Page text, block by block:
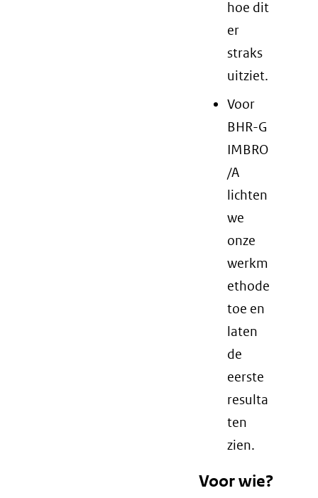
hoe dit
er
straks
uitziet.
Voor
BHR-G
IMBRO
/A
lichten
we
onze
werkm
ethode
toe en
laten
de
eerste
resulta
ten
zien.
Voor wie?